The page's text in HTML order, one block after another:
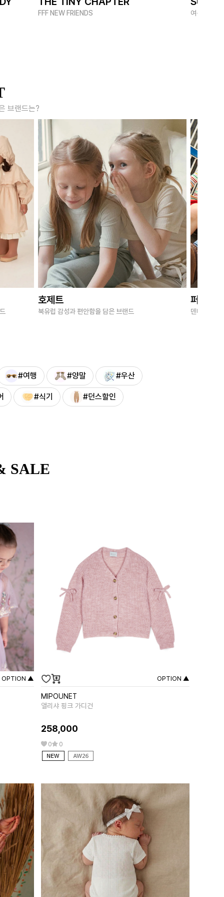
FFF NEW FRIENDS 여름 멋쟁
브랜드는?
호제트
북유럽 감성과 편안함을 담은 브랜드
퍼브키
덴마크 감
#여행 #양말 #우산
#식기 #던스할인
SALE
OPTION ▲ OPTION ▲
MIPOUNET
앨리샤 핑크 가디건
258,000
0 0